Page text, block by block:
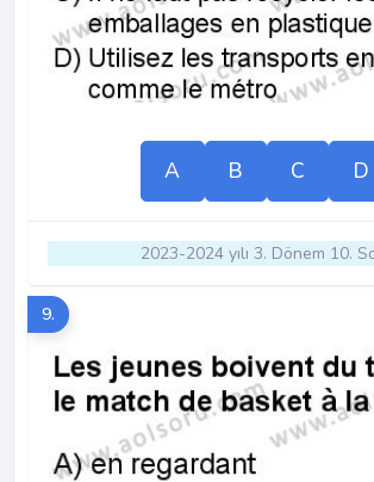
A B C D
2023-2024 yılı 3. Dönem 10.
9.